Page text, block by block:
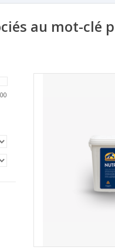
au mot-clé